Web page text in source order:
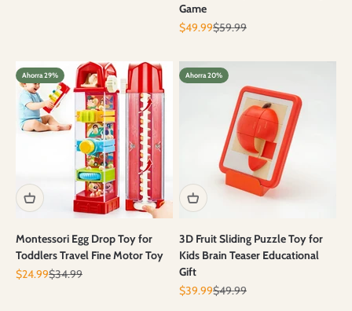
Game
Precio de oferta
$49.99Precio normal
$59.99
Ahorra 29%
Montessori Egg Drop Toy for
Toddlers Travel Fine Motor Toy
Precio de oferta
$24.99Precio normal
$34.99
Ahorra 20%
3D Fruit Sliding Puzzle Toy for
Kids Brain Teaser Educational
Gift
Precio de oferta
$39.99Precio normal
$49.99